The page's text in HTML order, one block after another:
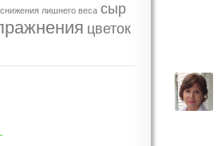
снижения лишнего веса сыр
цветок